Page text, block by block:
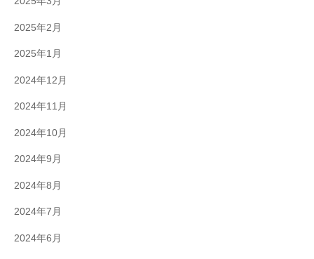
2025年2月
2025年1月
2024年12月
2024年11月
2024年10月
2024年9月
2024年8月
2024年7月
2024年6月